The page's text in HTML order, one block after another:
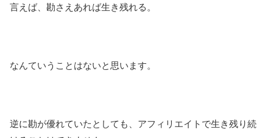
言えば、勘さえあれば生き残れる。
なんていうことはないと思います。
逆に勘が優れていたとしても、アフィリエイトで生き残り続